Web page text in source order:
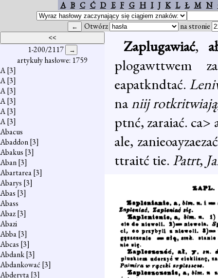
A B C Ć D E F G H I J K L Ł M N
Otwórz na stronie
1-200/2117
artykuły hasłowe: 1759
A[3]
A[3]
A[3]
A[3]
A[3]
A[3]
Abacus
Abaddon[3]
Abakus [3]
Aban[3]
Abartarea[3]
Abarys [3]
Abas [3]
Abass
Abaz[3]
Abazi
Abba[3]
Abcas [3]
Abdank[3]
Abdankować [3]
Abderyta[3]
Zaplugawiać, ał
plogawttwem
eapatkndtać.
na niij rotkritwiają
ptnć, zaraiać.
ale,
ttraitć tie. Patrt,